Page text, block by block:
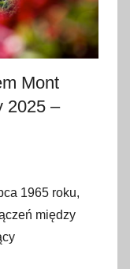
Mont
2025 –
1965 roku,
między